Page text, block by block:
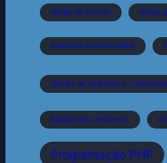
design de marcas design
formação em informática
Gestão de Segredos e Credenciais
logótipo para empresas
Programação PHP